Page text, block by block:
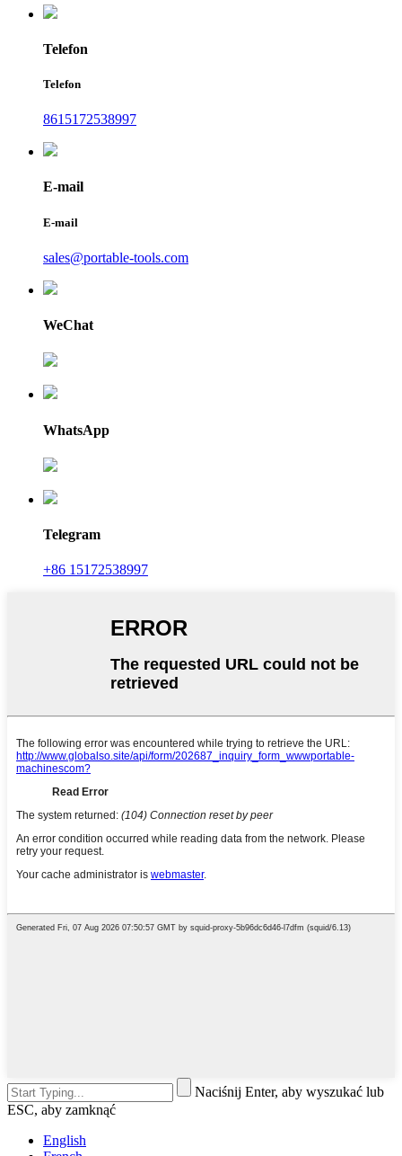
Telefon
Telefon
8615172538997
E-mail
E-mail
sales@portable-tools.com
WeChat
WhatsApp
Telegram
+86 15172538997
Naciśnij Enter, aby wyszukać lub
ESC, aby zamknąć
English